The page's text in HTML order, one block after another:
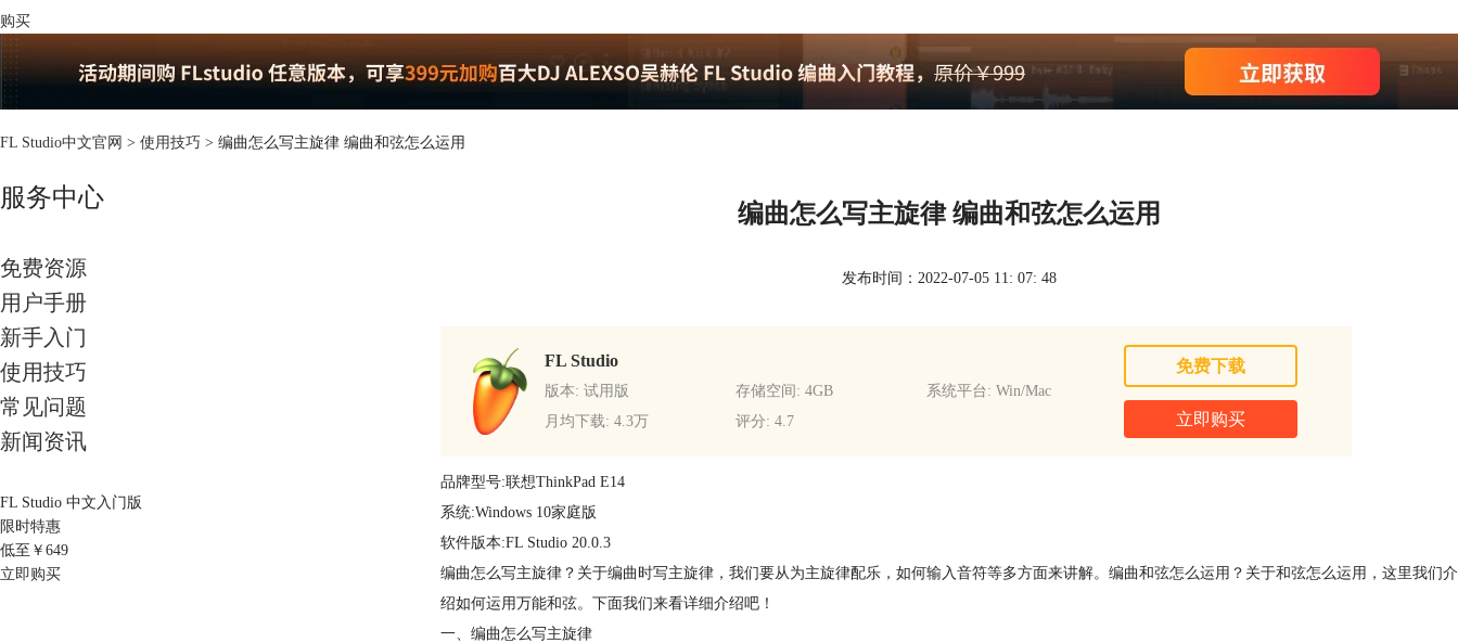
购买
FL Studio中文官网 > 使用技巧 > 编曲怎么写主旋律 编曲和弦怎么运用
服务中心
免费资源
用户手册
新手入门
使用技巧
常见问题
新闻资讯
FL Studio 中文入门版
限时特惠
低至￥ 649
立即购买
编曲怎么写主旋律 编曲和弦怎么运用
发布时间：2022-07-05 11: 07: 48
FL Studio
版本: 试用版 存储空间: 4GB
系统平台: Win/Mac
月均下载: 4.3万
评分: 4.7
免费下载
立即购买
品牌型号:联想ThinkPad E14
系统:Windows 10家庭版
软件版本:FL Studio 20.0.3
编曲怎么写主旋律？关于编曲时写主旋律，我们要从为主旋律配乐，如何输入音符等多方面来讲解。编曲和弦怎么运用？关于和弦怎么运用，这里我们介
绍如何运用万能和弦。下面我们来看详细介绍吧！
一、编曲怎么写主旋律